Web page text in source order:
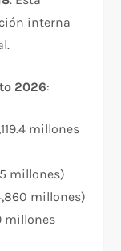
interna
2026:​
millones
millones)
millones)
millones